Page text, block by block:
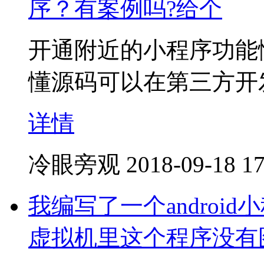
序？有案例吗?给个
开通附近的小程序功
懂源码可以在第三方
详情
冷眼旁观 2018-09-18
我编写了一个android
虚拟机里这个程序没